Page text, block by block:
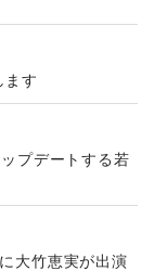
ます
プデートする若
大竹恵実が出演